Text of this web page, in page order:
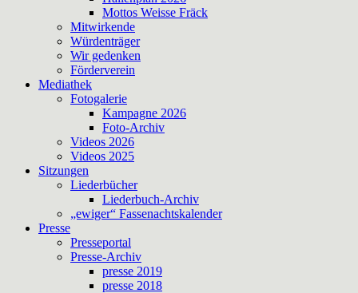
Mottos Weisse Fräck
Mitwirkende
Würdenträger
Wir gedenken
Förderverein
Mediathek
Fotogalerie
Kampagne 2026
Foto-Archiv
Videos 2026
Videos 2025
Sitzungen
Liederbücher
Liederbuch-Archiv
„ewiger“ Fassenachtskalender
Presse
Presseportal
Presse-Archiv
presse 2019
presse 2018